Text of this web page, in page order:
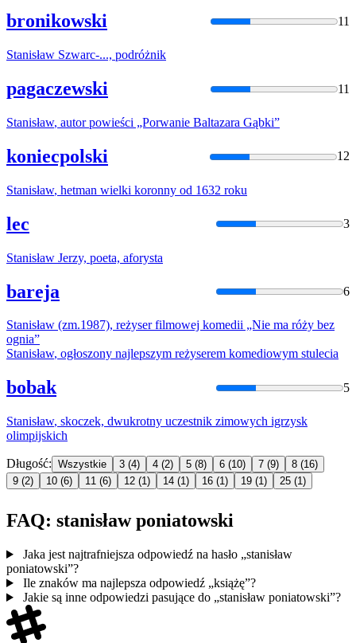
bronikowski 11
Stanisław Szwarc-..., podróżnik
pagaczewski 11
Stanisław, autor powieści „Porwanie Baltazara Gąbki”
koniecpolski 12
Stanisław, hetman wielki koronny od 1632 roku
lec 3
Stanisław Jerzy, poeta, aforysta
bareja 6
Stanisław (zm.1987), reżyser filmowej komedii „Nie ma róży bez
ognia”
Stanisław, ogłoszony najlepszym reżyserem komediowym stulecia
bobak 5
Stanisław, skoczek, dwukrotny uczestnik zimowych igrzysk
olimpijskich
Długość: Wszystkie 3 (4) 4 (2) 5 (8) 6 (10) 7 (9) 8 (16)
9 (2) 10 (6) 11 (6) 12 (1) 14 (1) 16 (1) 19 (1) 25 (1)
FAQ: stanisław poniatowski
Jaka jest najtrafniejsza odpowiedź na hasło „stanisław
poniatowski”?
Ile znaków ma najlepsza odpowiedź „książę”?
Jakie są inne odpowiedzi pasujące do „stanisław poniatowski”?